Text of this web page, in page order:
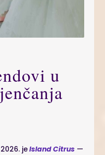
u
jeIsland Citrus —